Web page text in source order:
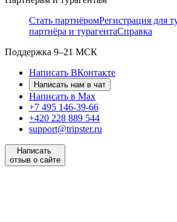
Стать партнёромРегистрация для
партнёра и турагентаСправка
Поддержка 9–21 МСК
Написать ВКонтакте
Написать нам в чат
Написать в Max
+7 495 146-39-66
+420 228 889 544
support@tripster.ru
Написать
отзыв о сайте